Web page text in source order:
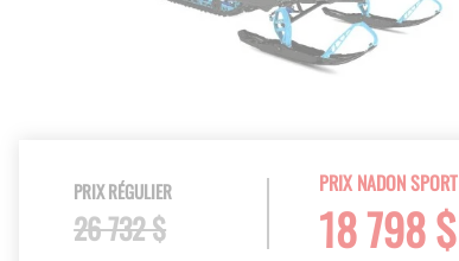
PRIX NADON SPORT
18 798 $
PRIX RÉGULIER
26 732 $